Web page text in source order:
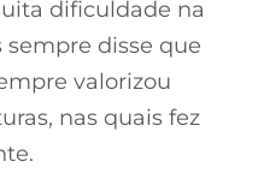
dificuldade na
sempre disse que
valorizou
nas quais fez